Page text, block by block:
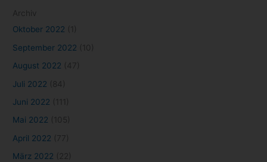
Oktober 2022
September 2022
August 2022
Juli 2022
Juni 2022
Mai 2022
April 2022
März 2022